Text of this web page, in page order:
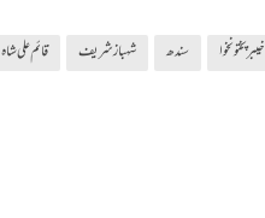
خیبر پختونخوا سندھ شہباز شریف قائم علی شاہ